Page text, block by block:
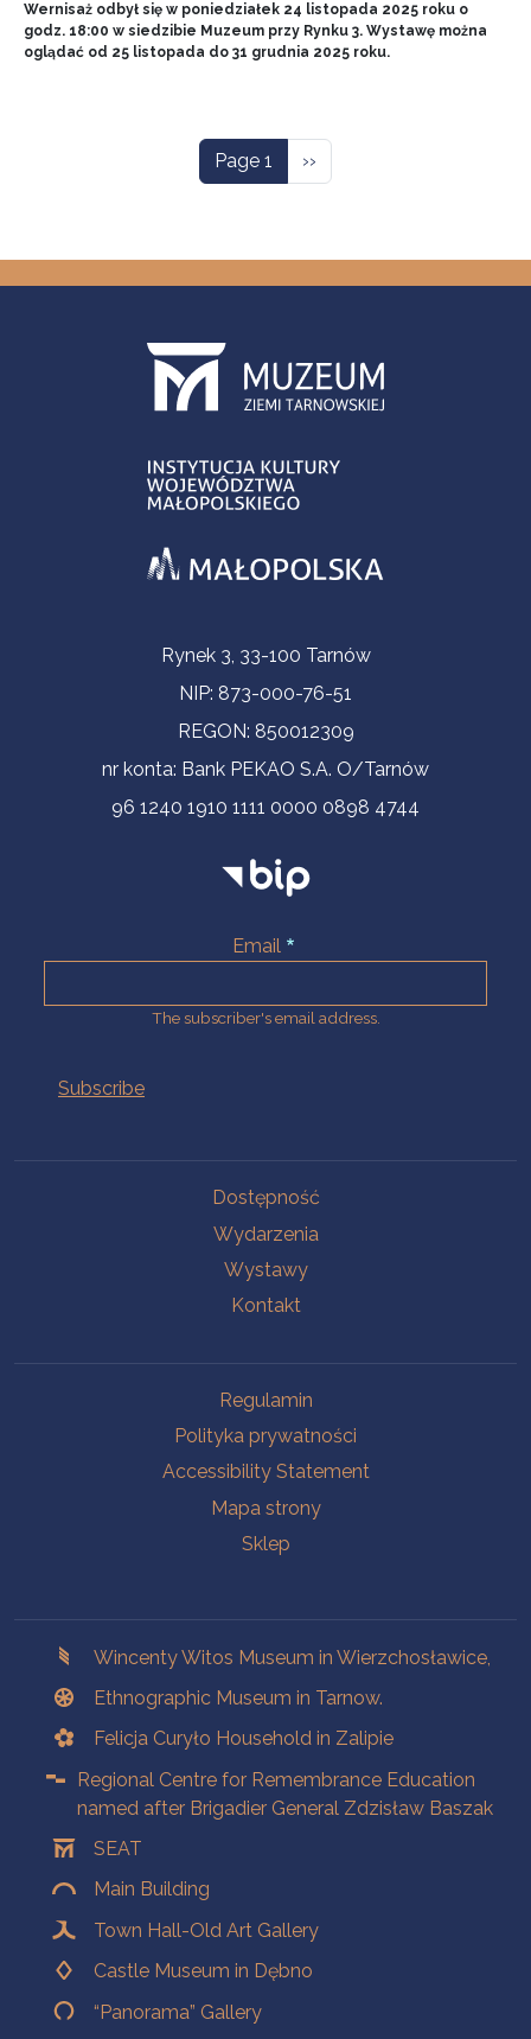
Wernisaż odbył się w poniedziałek 24 listopada 2025 roku o
godz. 18:00 w siedzibie Muzeum przy Rynku 3. Wystawę można
oglądać od 25 listopada do 31 grudnia 2025 roku.
Page 1 Next page
››
Contact InformationRynek 3, 33-100 Tarnów
NIP: 873-000-76-51
REGON: 850012309
nr konta: Bank PEKAO S.A. O/Tarnów
96 1240 1910 1111 0000 0898 4744
Email
The subscriber's email address.
Dostępność
Wydarzenia
Wystawy
Kontakt
Regulamin
Polityka prywatności
Accessibility Statement
Mapa strony
Sklep
Wincenty Witos Museum in Wierzchosławice,
Ethnographic Museum in Tarnow.
Felicja Curyło Household in Zalipie
Regional Centre for Remembrance Education
named after Brigadier General Zdzisław Baszak
SEAT
Main Building
Town Hall-Old Art Gallery
Castle Museum in Dębno
“Panorama” Gallery